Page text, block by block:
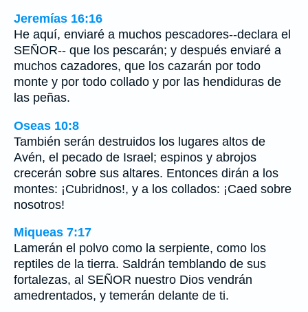
Jeremías 16:16
He aquí, enviaré a muchos pescadores--declara el
SEÑOR-- que los pescarán; y después enviaré a
muchos cazadores, que los cazarán por todo
monte y por todo collado y por las hendiduras de
las peñas.
Oseas 10:8
También serán destruidos los lugares altos de
Avén, el pecado de Israel; espinos y abrojos
crecerán sobre sus altares. Entonces dirán a los
montes: ¡Cubridnos!, y a los collados: ¡Caed sobre
nosotros!
Miqueas 7:17
Lamerán el polvo como la serpiente, como los
reptiles de la tierra. Saldrán temblando de sus
fortalezas, al SEÑOR nuestro Dios vendrán
amedrentados, y temerán delante de ti.